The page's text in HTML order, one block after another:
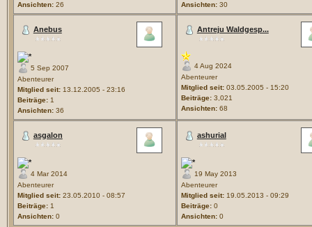
Ansichten:26
Ansichten:30
Anebus
5 Sep 2007
Abenteurer
Mitglied seit:13.12.2005 - 23:16
Beiträge:1
Ansichten:36
Antreju Waldgesp...
4 Aug 2024
Abenteurer
Mitglied seit:03.05.2005 - 15:20
Beiträge:3,021
Ansichten:68
asgalon
4 Mar 2014
Abenteurer
Mitglied seit:23.05.2010 - 08:57
Beiträge:1
Ansichten:0
ashurial
19 May 2013
Abenteurer
Mitglied seit:19.05.2013 - 09:29
Beiträge:0
Ansichten:0